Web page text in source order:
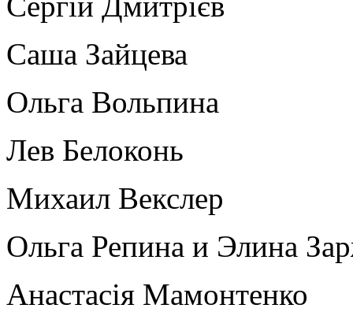
Саша Зайцева
Ольга Вольпина
Лев Белоконь
Михаил Векслер
Ольга Репина и Элина
Анастасія Мамонтенко